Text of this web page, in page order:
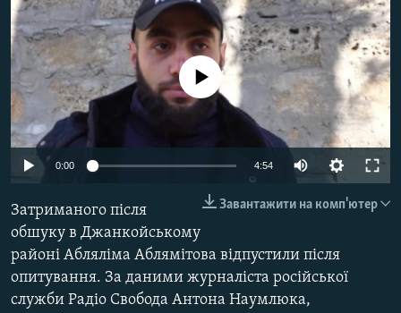
пошуку
ІНТЕРВ'Ю
ВСЕ ЗА ДЕНЬ
СПЕЦПРОЕКТИ
ДЕПОРТАЦІЯ
ВІДЕОУРОКИ «ELIFBE»
СВІДЧЕННЯ ОКУПАЦІЇ
УКРАЇНСЬКА ПРОБЛЕМА КРИМУ
ІНФОГРАФІКА
ЯК ОБІЙТИ БЛОКУВАННЯ
Русский
ДОЛУЧАЙСЯ!
No media source currently available
0:00 4:54
Завантажити на комп'ютер
Затриманого після
обшуку в Джанкойському
районі Абляліма Аблямітова відпустили після
опитування. За даними журналіста російської
служби Радіо Свобода Антона Наумлюка,